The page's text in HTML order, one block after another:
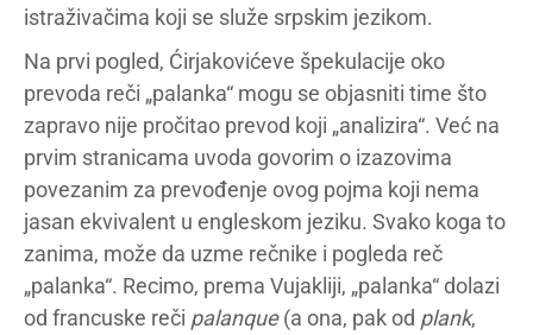
istraživačima koji se služe srpskim jezikom.
Na prvi pogled, Ćirjakovićeve špekulacije oko
prevoda reči „palanka“ mogu se objasniti time što
zapravo nije pročitao prevod koji „analizira“. Već na
prvim stranicama uvoda govorim o izazovima
povezanim za prevođenje ovog pojma koji nema
jasan ekvivalent u engleskom jeziku. Svako koga to
zanima, može da uzme rečnike i pogleda reč
„palanka“. Recimo, prema Vujakliji, „palanka“ dolazi
od francuske reči palanque(a ona, pak od plank,